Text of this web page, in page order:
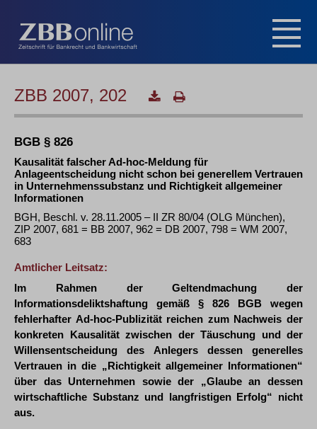
ZBB 2007, 202
BGB § 826
Kausalität falscher Ad-hoc-Meldung für
Anlageentscheidung nicht schon bei generellem Vertrauen
in Unternehmenssubstanz und Richtigkeit allgemeiner
Informationen
BGH, Beschl. v. 28.11.2005 – II ZR 80/04 (OLG München),
ZIP 2007, 681 = BB 2007, 962 = DB 2007, 798 = WM 2007,
683
Amtlicher Leitsatz:
Im Rahmen der Geltendmachung der
Informationsdeliktshaftung gemäß § 826 BGB wegen
fehlerhafter Ad-hoc-Publizität reichen zum Nachweis der
konkreten Kausalität zwischen der Täuschung und der
Willensentscheidung des Anlegers dessen generelles
Vertrauen in die „Richtigkeit allgemeiner Informationen“
über das Unternehmen sowie der „Glaube an dessen
wirtschaftliche Substanz und langfristigen Erfolg“ nicht
aus.